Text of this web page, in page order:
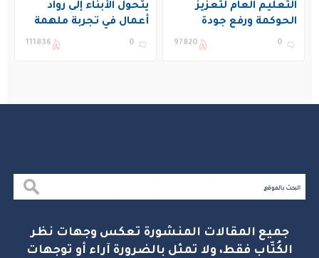
التعليم العام لتعزيز
الحوكمة ورفع جودة
التعليم في المملكة
0
97820
يتحول الأبناء إلى رواد
أعمال في تجربة ملهمة
بنادي غراس الصيفي
0
111836
جميع المقالات المنشورة تعكس وجهات نظر
الكُتّاب فقط، ولا تمثل بالضرورة آراء أو توجهات